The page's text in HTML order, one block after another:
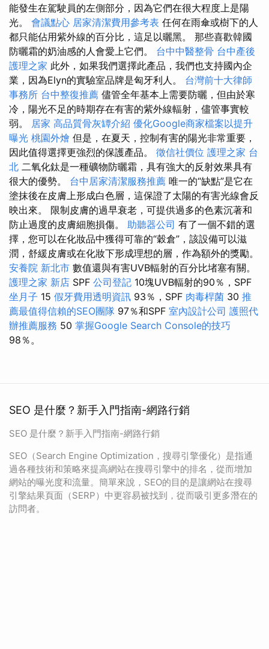
能發生在駕駛員的左側部分，因為它們在很大程度上是陽
光。 會議點心 居家清潔費用參考表 任何在雨傘或樹下的人
都只能佔用紫外線的百分比，這足以曬黑。 那些喜歡韓國
防曬霜的奶油感的人會愛上它們。 台中中醫整骨 台中產後
護理之家 此外，如果我們選擇此產品，我們也支持國內企
業，因為Elyn的實驗室品牌是匈牙利人。 台灣前十大律師
事務所 台中整復推薦 儘管全年基本上需要防曬，但由於寒
冷，陽光不足的時期存在有害的紫外線輻射，儘管事實較
弱。 居家 高品質骨灰罈介紹 優化Google商家檔案以提升
曝光 桃園外燴 但是，在夏天，控制有害的陽光非常重要，
因此值得選擇更強烈的保護產品。 徵信社價位 護理之家 台
北 二氧化鈦是一種礦物防曬霜，具有強大的反射效果具有
很大的優勢。 台中居家清潔服務推薦 唯一的“缺點”是它在
塗抹後在皮膚上形成白色層，這保證了太陽的有害光線會反
映出來。 限制皮膚的過早衰老，可提供過多的色素沉著和
防止過度的皮膚細胞損傷。 助聽器公司 有了一個不錯的選
擇，您可以在化妝品中獲得可靠的“穀倉”，該設備可以滋
潤，舒緩皮膚或在化妝下形成理想的層，作為額外的獎勵。
安養院 新北市 數值還與有害UVB輻射的百分比堵塞有關。
護理之家 新店 SPF 公司登記 10塊UVB輻射的90％，SPF
坐月子 15 假牙費用透明資訊 93％，SPF 肉毒桿菌 30 推
薦最值得信賴的SEO團隊 97％和SPF 室內設計公司 護照代
辦推薦服務 50 掌握Google Search Console的技巧
98％。
SEO 是什麼？新手入門指南-網路行銷
SEO 是什麼？新手入門指南-網路行銷
SEO（Search Engine Optimization，搜尋引擎優化）是指通
過各種技術和策略來提高網站在搜尋引擎中的排名，從而增加
網站的曝光度和流量。簡單來說，SEO的目的是讓網站在搜尋
引擎結果頁面（SERP）中更容易被找到，從而吸引更多潛在的
訪問者。